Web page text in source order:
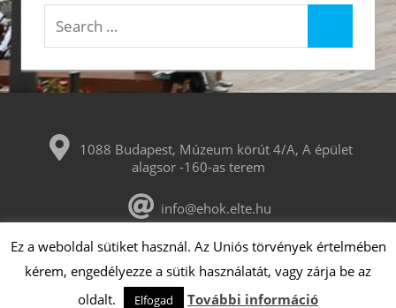
Search
for:
1088 Budapest, Múzeum körút 4/A, A épület
alagsor -160-as terem
info@ehok.elte.hu
ELTE Hallgatói Önkormányzat
Ez a weboldal sütiket használ. Az Uniós törvények értelmében
kérem, engedélyezze a sütik használatát, vagy zárja be az
oldalt.
Elfogad További információ